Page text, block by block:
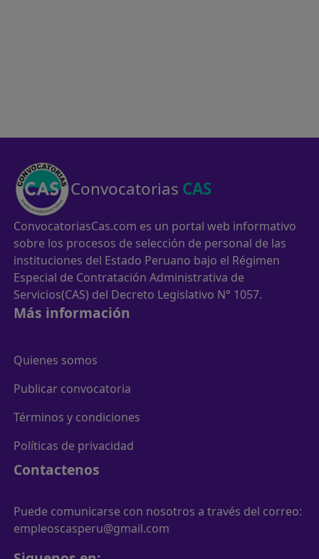
Convocatorias CAS
ConvocatoriasCas.com es un portal web informativo
sobre los procesos de selección de personal de las
instituciones del Estado Peruano bajo el Régimen
Especial de Contratación Administrativa de
Servicios(CAS) del Decreto Legislativo N° 1057.
Más información
Quienes somos
Publicar convocatoria
Términos y condiciones
Políticas de privacidad
Contactenos
Puede comunicarse con nosotros a través del correo:
empleoscasperu@gmail.com